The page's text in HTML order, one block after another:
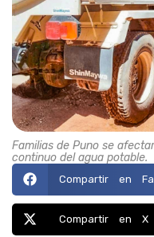
Familias de Puno se
continuo del agua potable.
Compartir en
Compartir en X